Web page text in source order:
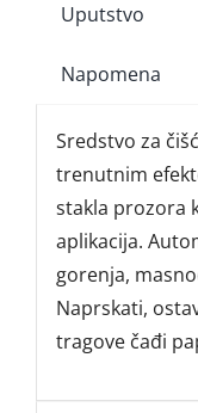
Uputstvo
Napomena
Sredstvo za
trenutnim
stakla prozora
aplikacija.
gorenja,
Naprskati,
tragove čađi